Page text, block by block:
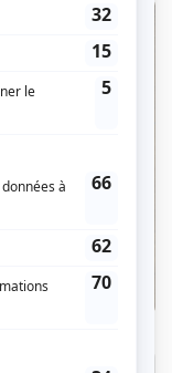
de sérénité